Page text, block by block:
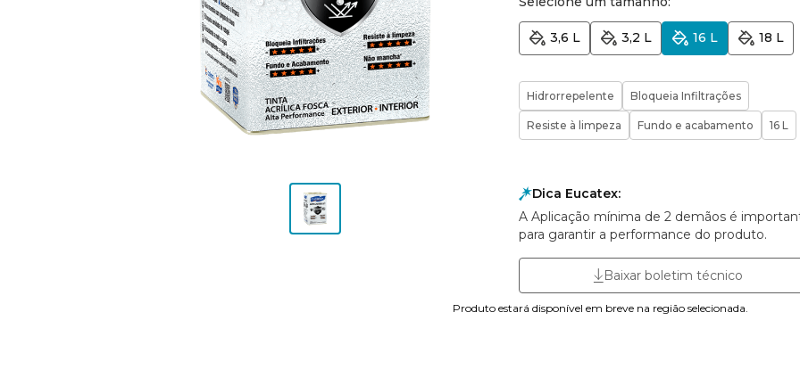
3,6 L 3,2 L 16 L 18 L
Hidrorrepelente Bloqueia Infiltrações
Resiste à limpeza Fundo e acabamento 16 L
Dica Eucatex:
A Aplicação mínima de 2 demãos é
para garantir a performance do produto.
Baixar boletim técnico
Produto estará disponível em breve na região selecionada.